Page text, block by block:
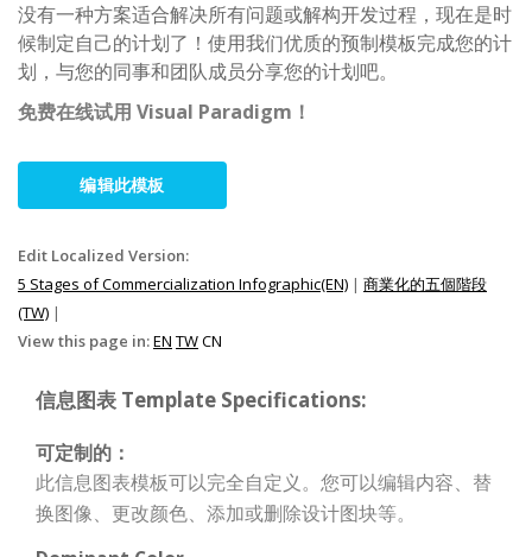
没有一种方案适合解决所有问题或解构开发过程，现在是时
候制定自己的计划了！使用我们优质的预制模板完成您的计
划，与您的同事和团队成​​员分享您的计划吧。
免费在线试用 Visual Paradigm！
编辑此模板
Edit Localized Version:
5 Stages of Commercialization Infographic(EN) | 商業化的五個階段
(TW) |
View this page in:EN TWCN
信息图表 Template Specifications:
可定制的：
此信息图表模板可以完全自定义。您可以编辑内容、替
换图像、更改颜色、添加或删除设计图块等。